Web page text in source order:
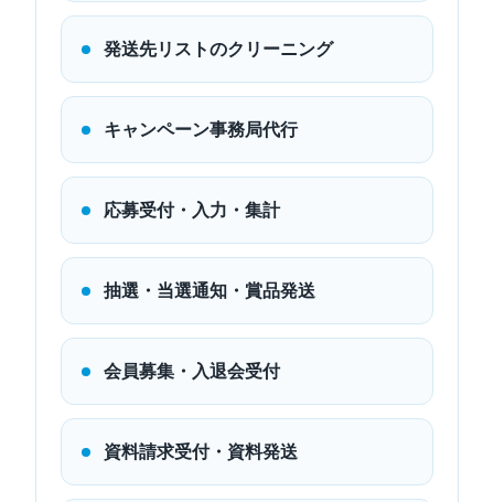
発送先リストのクリーニング
キャンペーン事務局代行
応募受付・入力・集計
抽選・当選通知・賞品発送
会員募集・入退会受付
資料請求受付・資料発送